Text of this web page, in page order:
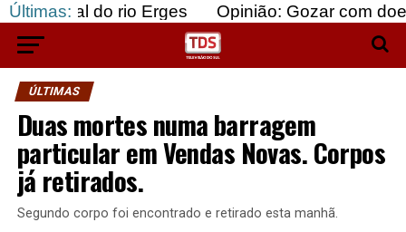
Últimas:
rio Erges Opinião: Gozar com doentes e
ÚLTIMAS
Duas mortes numa barragem
particular em Vendas Novas. Corpos
já retirados.
Segundo corpo foi encontrado e retirado esta manhã.